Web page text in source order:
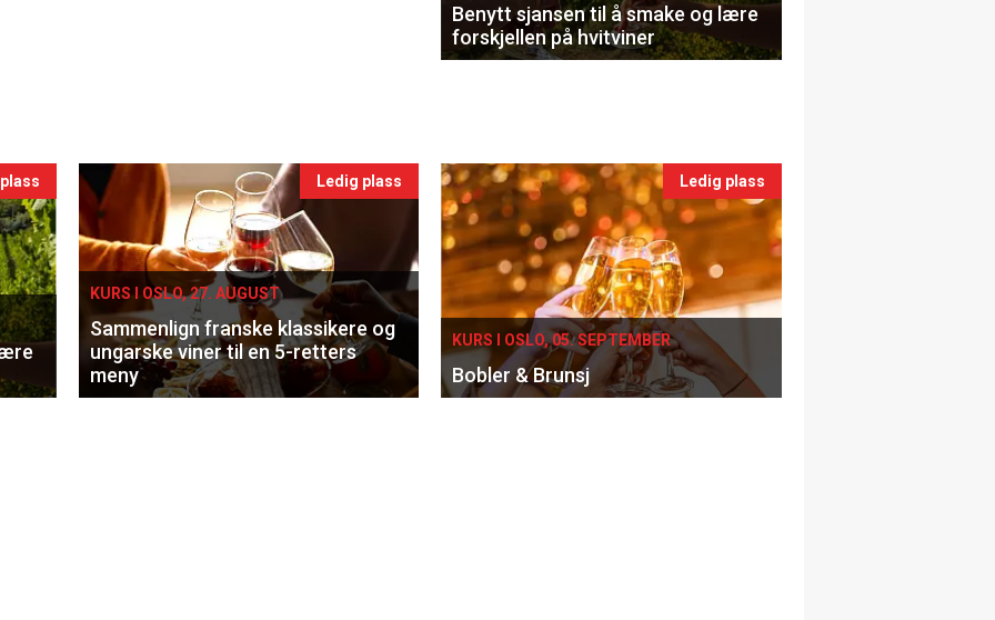
Benytt sjansen til å smake og lære
forskjellen på hvitviner
Ledig plass
KURS I OSLO, 27. AUGUST
Sammenlign franske klassikere og
ungarske viner til en 5-retters
meny
Ledig plass
KURS I OSLO, 05. SEPTEMBER
Bobler & Brunsj